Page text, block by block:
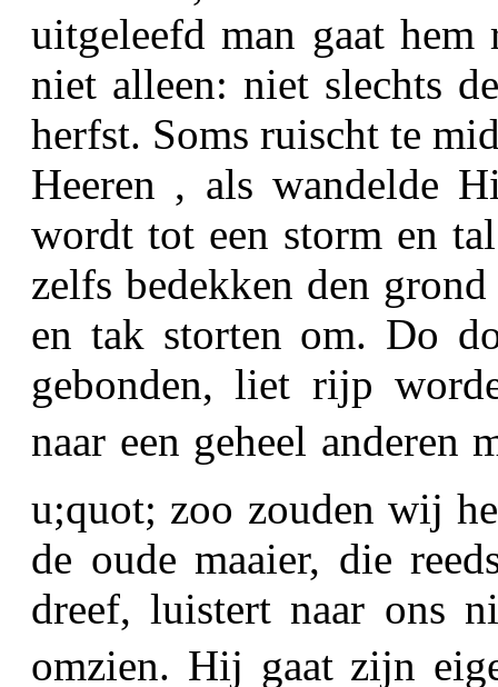
uitgeleefd man gaat hem
niet alleen: niet slechts de
herfst. Soms ruischt te
Heeren , als wandelde
wordt tot een storm en
zelfs bedekken den
en tak storten om. Do
gebonden, liet rijp
naar een geheel anderen
u;quot; zoo zouden wij
de oude maaier, die
dreef, luistert naar ons
omzien. Hij gaat zijn